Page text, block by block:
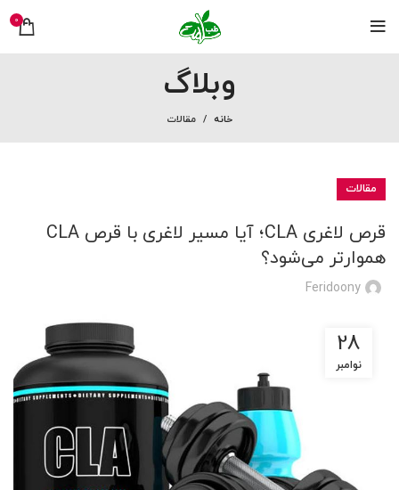
0
وبلاگ
خانه مقالات
مقالات
قرص لاغری CLA؛ آیا مسیر لاغری با قرص CLA
هموارتر می‌شود؟
Feridoony
28
نوامبر